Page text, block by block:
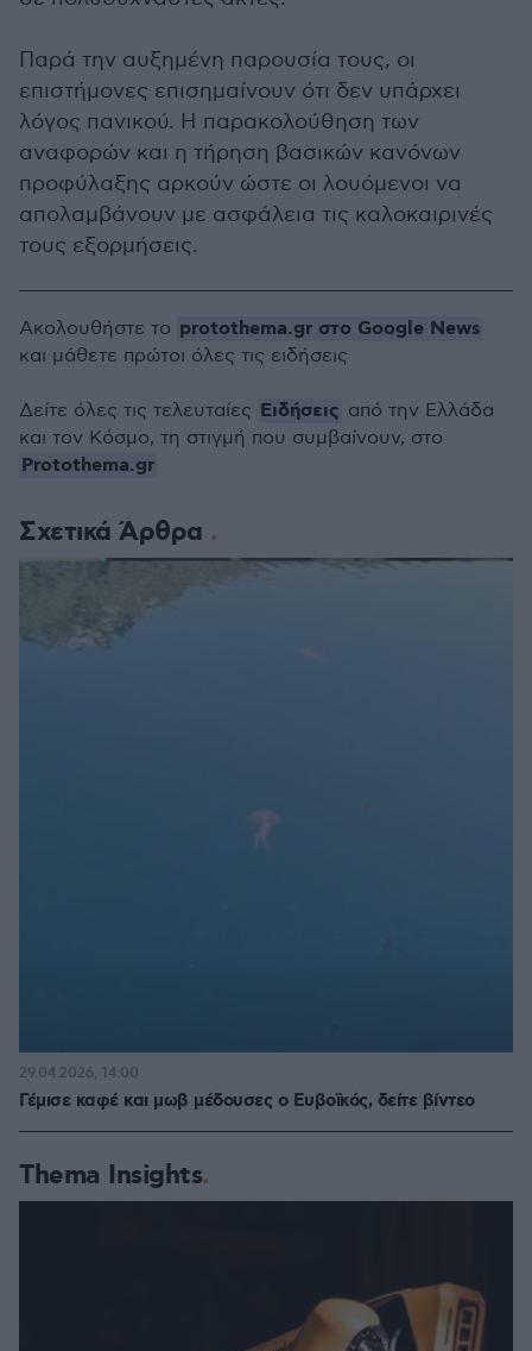
Παρά την αυξημένη παρουσία τους, οι
επιστήμονες επισημαίνουν ότι δεν υπάρχει
λόγος πανικού. Η παρακολούθηση των
αναφορών και η τήρηση βασικών κανόνων
προφύλαξης αρκούν ώστε οι λουόμενοι να
απολαμβάνουν με ασφάλεια τις καλοκαιρινές
τους εξορμήσεις.
Σχετικά Άρθρα
Γέμισε καφέ και μωβ μέδουσες ο Ευβοϊκός, δείτε βίντεο
29.04.2026, 14:00
Thema Insights
Ακολουθήστε το protothema.gr στο Google News
και μάθετε πρώτοι όλες τις ειδήσεις
Δείτε όλες τις τελευταίες Ειδήσεις από την Ελλάδα
και τον Κόσμο, τη στιγμή που συμβαίνουν, στο
Protothema.gr